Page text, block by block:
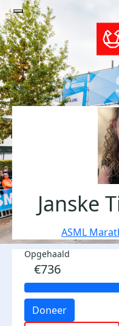
Janske
ASML
Opgehaald
€736
Doneer